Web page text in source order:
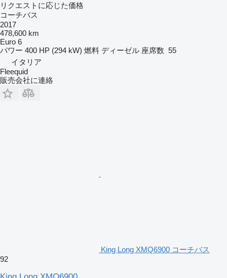
リクエストに応じた価格
コーチバス
2017
478,600 km
Euro 6
パワー 400 HP (294 kW) 燃料 ディーゼル 座席数 55
イタリア
Fleequid
販売会社に連絡
King Long XMQ6900 コーチバス
92